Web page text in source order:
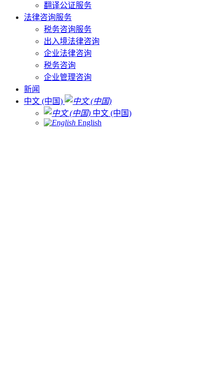
翻译公证服务
法律咨询服务
税务咨询服务
出入境法律咨询
企业法律咨询
税务咨询
企业管理咨询
新闻
中文 (中国)
中文 (中国)
English